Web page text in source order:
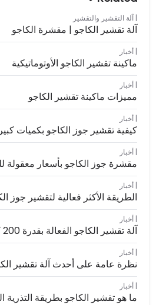
آلة التقشير والتقشير
آلة تقشير الكاجو | مقشرة الكاجو
أخبار
ماكينة تقشير الكاجو الأوتوماتيكية
أخبار
مميزات ماكينة تقشير الكاجو
أخبار
كيفية تقشير جوز الكاجو بكميات
أخبار
مقشرة جوز الكاجو بأسعار معقولة
أخبار
الطريقة الأكثر فعالية لتقشير جوز
أخبار
آلة تقشير الكاجو الفعالة بقدرة 200 كجم/ساعة
أخبار
نظرة عامة على أحدث آلة تقشير
أخبار
ما هو تقشير الكاجو بطريقة التذرية